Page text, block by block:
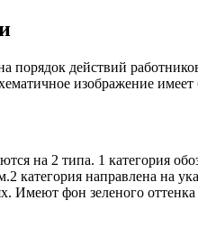
порядок действий
изображение имеет
на 2 типа. 1 категория
категория направлена на
Имеют фон зеленого оттенка